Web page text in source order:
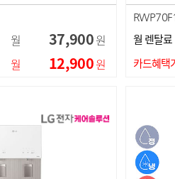
월 37,900원
월 12,900원
월 렌탈료
카드혜택